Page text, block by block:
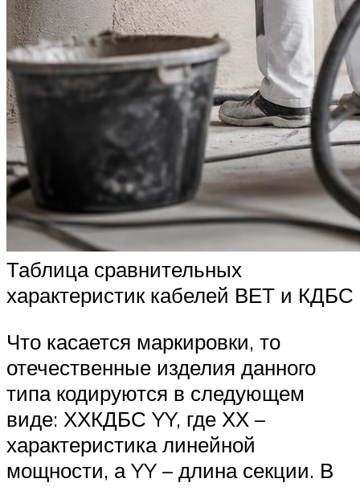
Таблица сравнительных
характеристик кабелей ВЕТ и КДБС
Что касается маркировки, то
отечественные изделия данного
типа кодируются в следующем
виде: ХХКДБС YY, где ХХ –
характеристика линейной
мощности, а YY – длина секции. В